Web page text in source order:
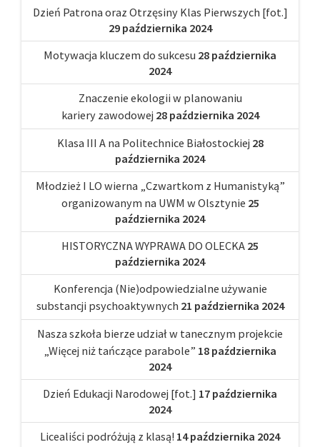
Dzień Patrona oraz Otrzęsiny Klas Pierwszych [fot.]
29 października 2024
Motywacja kluczem do sukcesu 28 października
2024
Znaczenie ekologii w planowaniu
kariery zawodowej 28 października 2024
Klasa III A na Politechnice Białostockiej 28
października 2024
Młodzież I LO wierna „Czwartkom z Humanistyką”
organizowanym na UWM w Olsztynie 25
października 2024
HISTORYCZNA WYPRAWA DO OLECKA 25
października 2024
Konferencja (Nie)odpowiedzialne używanie
substancji psychoaktywnych 21 października 2024
Nasza szkoła bierze udział w tanecznym projekcie
„Więcej niż tańczące parabole” 18 października
2024
Dzień Edukacji Narodowej [fot.] 17 października
2024
Licealiści podróżują z klasą! 14 października 2024